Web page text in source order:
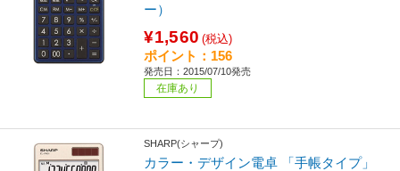
ー）
¥1,560 (税込)
ポイント：156
発売日：2015/07/10発売
在庫あり
SHARP(シャープ)
カラー・デザイン電卓 「手帳タイプ」